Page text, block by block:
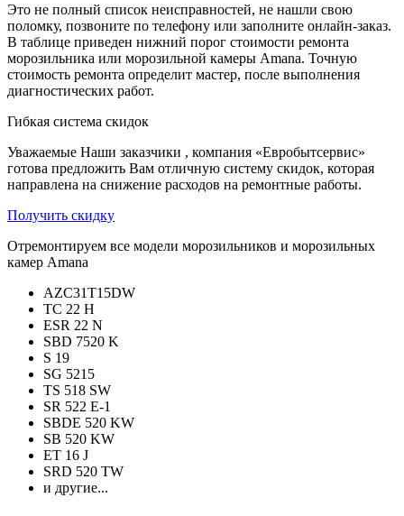
Это не полный список неисправностей, не нашли свою
поломку, позвоните по телефону или заполните онлайн-заказ.
В таблице приведен нижний порог стоимости ремонта
морозильника или морозильной камеры Amana. Точную
стоимость ремонта определит мастер, после выполнения
диагностических работ.
Гибкая система скидок
Уважаемые Наши заказчики , компания «Евробытсервис»
готова предложить Вам отличную систему скидок, которая
направлена на снижение расходов на ремонтные работы.
Получить скидку
Отремонтируем все модели морозильников и морозильных
камер Amana
AZC31T15DW
TC 22 H
ESR 22 N
SBD 7520 K
S 19
SG 5215
TS 518 SW
SR 522 E-1
SBDE 520 KW
SB 520 KW
ET 16 J
SRD 520 TW
и другие...